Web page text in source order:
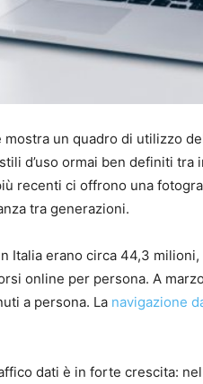
mostra un quadro di utilizzo
d’uso ormai ben definiti
recenti ci offrono una
tra generazioni.
Italia erano circa 44,3
online per persona. A
a persona. La navigazione
dati è in forte crescita: